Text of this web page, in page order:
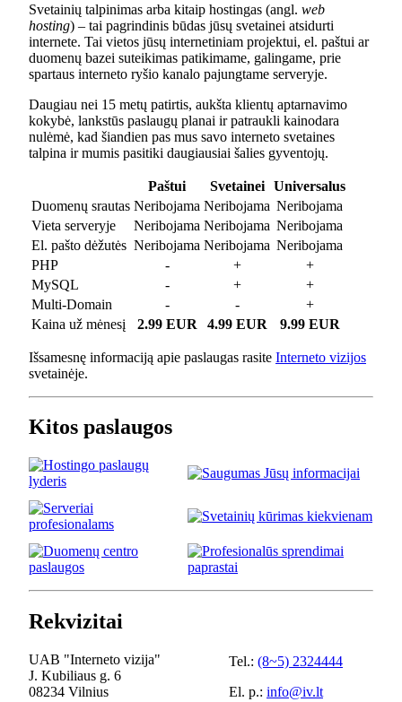
Svetainių talpinimas arba kitaip hostingas (angl. web
hosting) – tai pagrindinis būdas jūsų svetainei atsidurti
internete. Tai vietos jūsų internetiniam projektui, el. paštui ar
duomenų bazei suteikimas patikimame, galingame, prie
spartaus interneto ryšio kanalo pajungtame serveryje.
Daugiau nei 15 metų patirtis, aukšta klientų aptarnavimo
kokybė, lankstūs paslaugų planai ir patraukli kainodara
nulėmė, kad šiandien pas mus savo interneto svetaines
talpina ir mumis pasitiki daugiausiai šalies gyventojų.
Paštui Svetainei
Universalus
Duomenų srautas Neribojama Neribojama Neribojama
Vieta serveryje
Neribojama Neribojama Neribojama
El. pašto dėžutės Neribojama Neribojama Neribojama
PHP
- +
+
MySQL
- +
+
Multi-Domain
- -
+
Kaina už mėnesį
2.99 EUR 4.99 EUR 9.99 EUR
Išsamesnę informaciją apie paslaugas rasite Interneto vizijos
svetainėje.
Kitos paslaugos
Rekvizitai
UAB "Interneto vizija"
J. Kubiliaus g. 6
08234 Vilnius
Tel.: (8~5) 2324444
El. p.: info@iv.lt